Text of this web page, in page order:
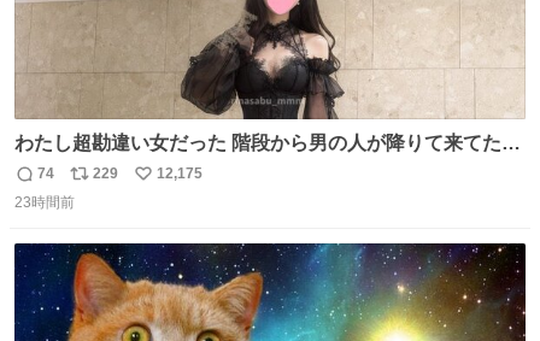
わたし超勘違い女だった 階段から男の人が降りて来てたん
だけど この格好の女が立ってたら一回は足が止まるでし
ょ？普通。降りてきたのは仕事帰りっぽい男の人で、足取
返
信
74
リ
ポ
ト
数
229
い
数
12,175
23時間前